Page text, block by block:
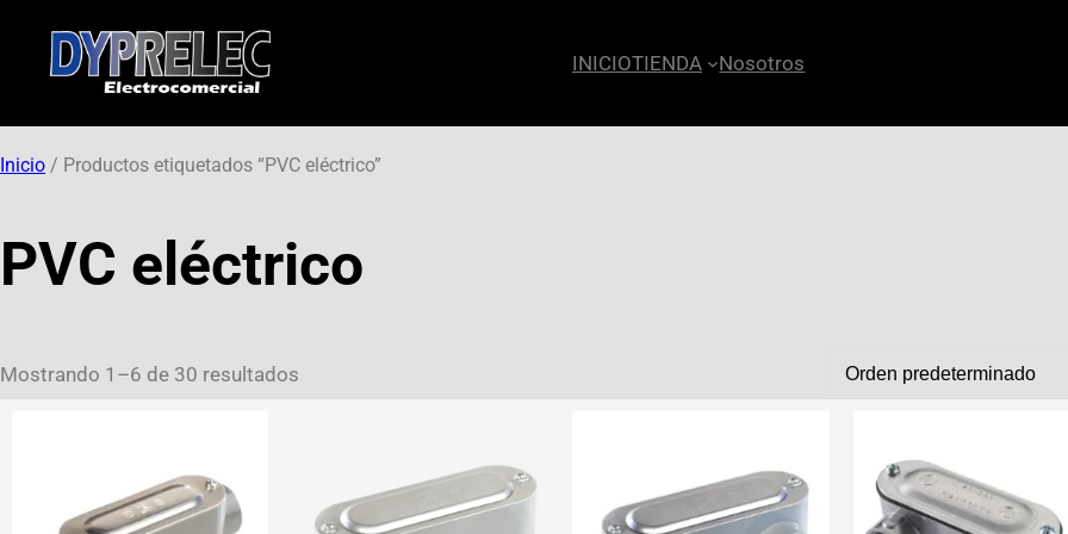
INICIOTIENDA Nosotros
Inicio / Productos etiquetados “PVC eléctrico”
PVC eléctrico
Mostrando 1–6 de 30 resultados